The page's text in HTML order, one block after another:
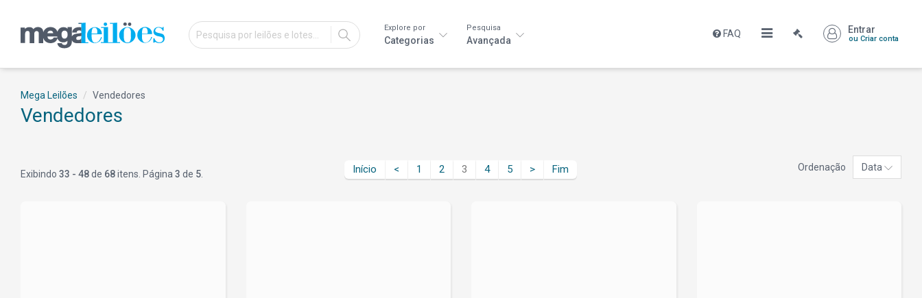
IR
Explore por
Categorias
Pesquisa
Avançada
FAQ Entrar
ou Criar conta
Mega Leilões Vendedores
Vendedores
Exibindo 33 - 48de 68itens. Página 3 de 5 Início < 1 2 3 4 5 > Fim Ordenação Data